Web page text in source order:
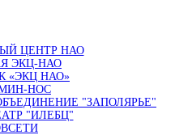
ЦЕНТР НАО
ЭКЦ-НАО
«ЭКЦ НАО»
НОС
"ЗАПОЛЯРЬЕ"
"ИЛЕБЦ"